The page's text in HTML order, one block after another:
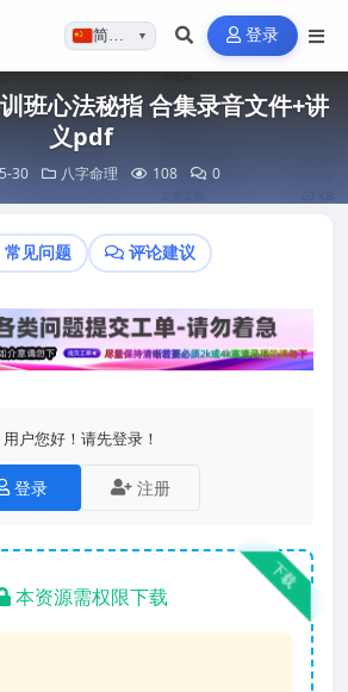
简体…▼ 登录
班心法秘指 合集录音文件+讲
义pdf
30 八字命理 108 0
常见问题 评论建议
用户您好！请先登录！
登录 注册
下载
本资源需权限下载